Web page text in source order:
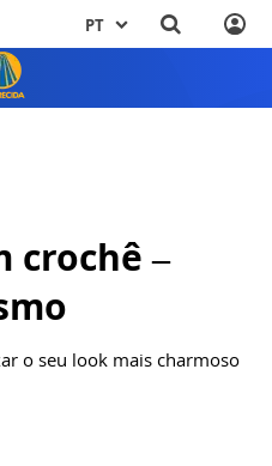
PT
crochê –
o seu look mais charmoso